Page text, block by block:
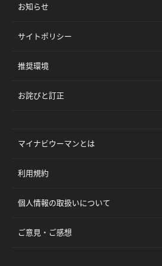
お知らせ
サイトポリシー
推奨環境
お詫びと訂正
マイナビウーマンとは
利用規約
個人情報の取扱いについて
ご意見・ご感想